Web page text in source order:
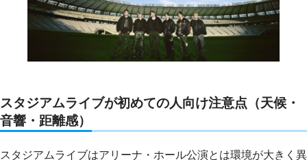
スタジアムライブが初めての人向け注意点（天候・
音響・距離感）
スタジアムライブはアリーナ・ホール公演とは環境が大きく異